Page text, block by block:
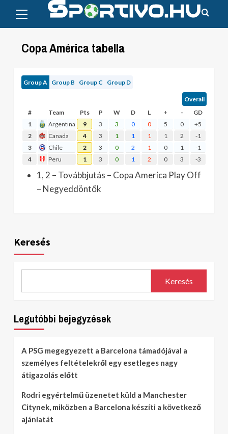
content
Menu
Copa América tabella
Group A Group B Group C Group D
Overall
#
Team Pts P W D L + -
GD
1
Argentina 9 3 3 0 0 5 0
+5
2
Canada 4 3 1 1 1 1 2
-1
3
Chile 2 3 0 2 1 0 1
-1
4
Peru 1 3 0 1 2 0 3 -3
1, 2 – Továbbjutás – Copa America Play Off
– Negyeddöntők
Keresés
Keresés
Legutóbbi bejegyzések
A PSG megegyezett a Barcelona támadójával a
személyes feltételekről egy esetleges nagy
átigazolás előtt
Rodri egyértelmű üzenetet küld a Manchester
Citynek, miközben a Barcelona készíti a következő
ajánlatát